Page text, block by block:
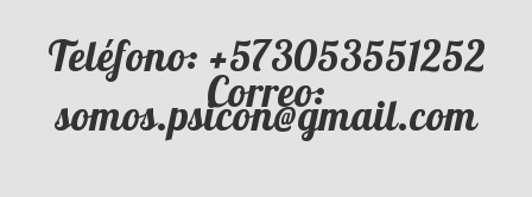
Teléfono: +573053551252
Correo:
somos.psicon@gmail.com